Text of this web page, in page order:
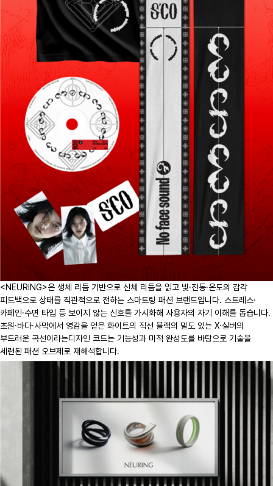
<NEURING>은 생체 리듬 기반으로 신체 리듬을 읽고 빛·진동·온도의 감각
피드백으로 상태를 직관적으로 전하는 스마트링 패션 브랜드입니다. 스트레스·
카페인·수면 타입 등 보이지 않는 신호를 가시화해 사용자의 자기 이해를 돕습니다.
초원·바다·사막에서 영감을 얻은 화이트의 직선 블랙의 밀도 있는 X·실버의
부드러운 곡선이라는디자인 코드는 기능성과 미적 완성도를 바탕으로 기술을
세련된 패션 오브제로 재해석합니다.